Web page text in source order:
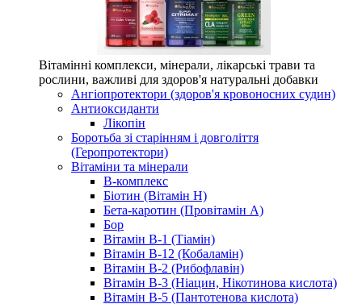
Вітамінні комплекси, мінерали, лікарські трави та
рослини, важливі для здоров'я натуральні добавки
Ангіопротектори (здоров'я кровоносних судин)
Антиоксиданти
Лікопін
Боротьба зі старінням і довголіття
(Геропротектори)
Вітаміни та мінерали
B-комплекс
Біотин (Вітамін H)
Бета-каротин (Провітамін А)
Бор
Вітамін B-1 (Тіамін)
Вітамін B-12 (Кобаламін)
Вітамін B-2 (Рибофлавін)
Вітамін B-3 (Ніацин, Нікотинова кислота)
Вітамін B-5 (Пантотенова кислота)